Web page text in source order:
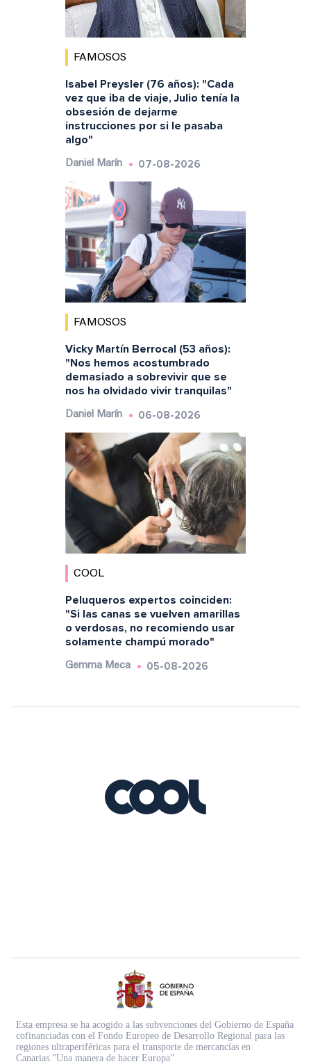
FAMOSOS
Isabel Preysler (76 años): "Cada
vez que iba de viaje, Julio tenía la
obsesión de dejarme
instrucciones por si le pasaba
algo"
Daniel Marín 07-08-2026
FAMOSOS
Vicky Martín Berrocal (53 años):
"Nos hemos acostumbrado
demasiado a sobrevivir que se
nos ha olvidado vivir tranquilas"
Daniel Marín 06-08-2026
COOL
Peluqueros expertos coinciden:
"Si las canas se vuelven amarillas
o verdosas, no recomiendo usar
solamente champú morado"
Gemma Meca 05-08-2026
Esta empresa se ha acogido a las subvenciones del Gobierno de España
cofinanciadas con el Fondo Europeo de Desarrollo Regional para las
regiones ultraperiféricas para el transporte de mercancías en
Canarias.”Una manera de hacer Europa”